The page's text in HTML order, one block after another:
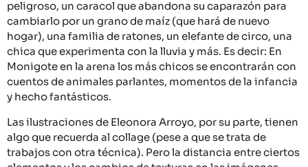
peligroso, un caracol que abandona su caparazón para
cambiarlo por un grano de maíz (que hará de nuevo
hogar), una familia de ratones, un elefante de circo, una
chica que experimenta con la lluvia y más. Es decir: En
Monigote en la arena los más chicos se encontrarán con
cuentos de animales parlantes, momentos de la infancia
y hecho fantásticos.
Las ilustraciones de Eleonora Arroyo, por su parte, tienen
algo que recuerda al collage (pese a que se trata de
trabajos con otra técnica). Pero la distancia entre ciertos